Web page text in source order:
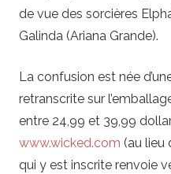
de vue des sorcières
Galinda (Ariana Grande).
La confusion est née
retranscrite sur
entre 24,99 et 39,99
www.wicked.com (au lieu
qui y est inscrite renvoie